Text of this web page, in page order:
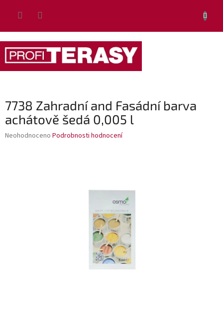
7738 Zahradní and Fasádní barva
achátově šedá 0,005 l
Průměrné
Neohodnoceno Podrobnosti hodnocení